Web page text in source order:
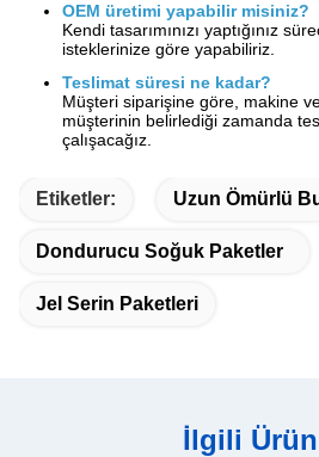
OEM üretimi yapabilir misiniz?
Kendi tasarımınızı yaptığınız
isteklerinize göre yapabiliriz.
Teslimat süresi ne kadar?
Müşteri siparişine göre, makine
müşterinin belirlediği zamanda
çalışacağız.
Etiketler: Uzun Ömürlü
Dondurucu Soğuk Paketler
Jel Serin Paketleri
İlgili